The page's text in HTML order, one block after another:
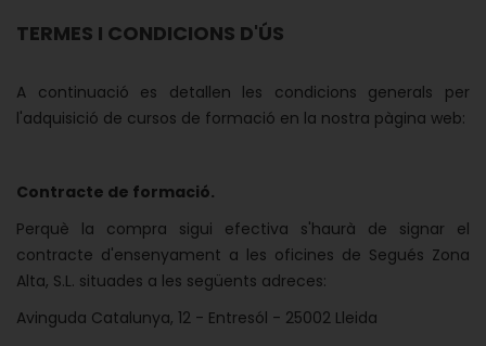
TERMES I CONDICIONS D'ÚS
A continuació es detallen les condicions generals per
l'adquisició de cursos de formació en la nostra pàgina web:
Contracte de formació.
Perquè la compra sigui efectiva s'haurà de signar el
contracte d'ensenyament a les oficines de Segués Zona
Alta, S.L. situades a les següents adreces:
Avinguda Catalunya, 12 - Entresól - 25002 Lleida